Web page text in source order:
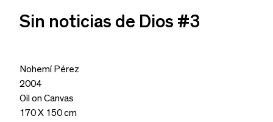
Sin noticias de Dios #3
Nohemí Pérez
2004
Oil on Canvas
170 X 150 cm